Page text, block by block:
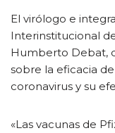
El virólogo e
Interinstitucional
Humberto Debat,
sobre la eficacia
coronavirus y su
«Las vacunas de